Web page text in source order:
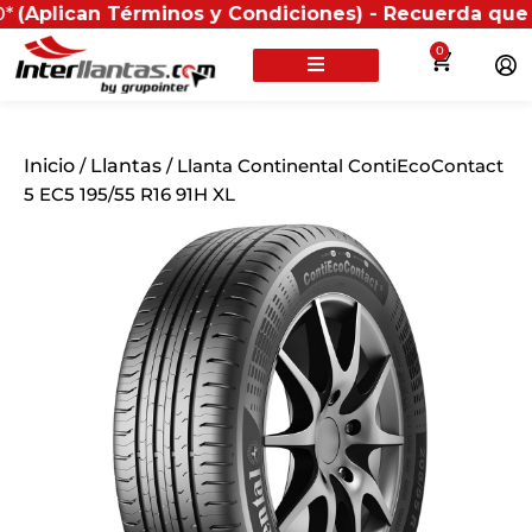
Términos y Condiciones) - Recuerda que si
0
Inicio / Llantas / Llanta Continental ContiEcoContact
5 EC5 195/55 R16 91H XL